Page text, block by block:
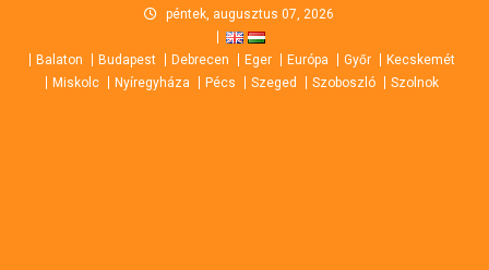
content
péntek, augusztus 07, 2026
Balaton Budapest Debrecen Eger Európa Győr
Kecskemét
Miskolc
Nyíregyháza Pécs Szeged Szoboszló Szolnok